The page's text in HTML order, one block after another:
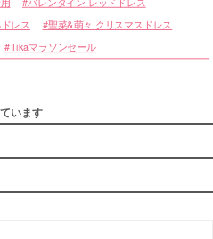
レス
聖菜&萌々 クリスマスドレス
Tikaマラソンセール
います